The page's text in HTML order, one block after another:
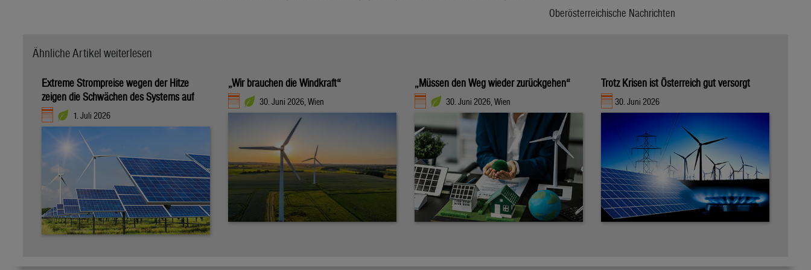
Oberösterreichische Nachrichten
Ähnliche Artikel weiterlesen
Extreme Strompreise wegen der Hitze
zeigen die Schwächen des Systems auf
1. Juli 2026
„Wir brauchen die Windkraft“
30. Juni 2026, Wien
„Müssen den Weg wieder zurückgehen“
30. Juni 2026, Wien
Trotz Krisen ist Österreich gut versorgt
30. Juni 2026